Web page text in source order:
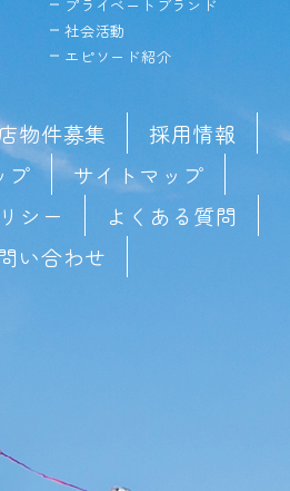
プライベートブランド
社会活動
エピソード紹介
物件募集
採用情報
プ
サイトマップ
シー
よくある質問
い合わせ